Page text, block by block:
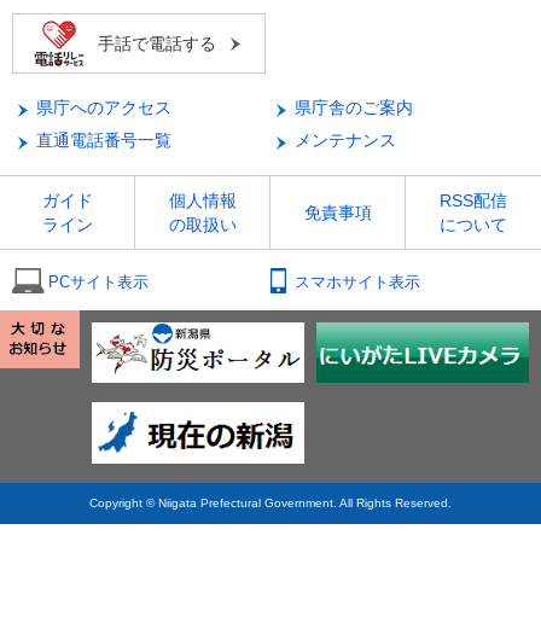
手話で電話する
県庁へのアクセス
県庁舎のご案内
直通電話番号一覧
メンテナンス
ガイド
ライン
個人情報
の取扱い
免責事項
RSS配信
について
PCサイト表示 スマホサイト表示
Copyright © Niigata Prefectural Government. All Rights Reserved.